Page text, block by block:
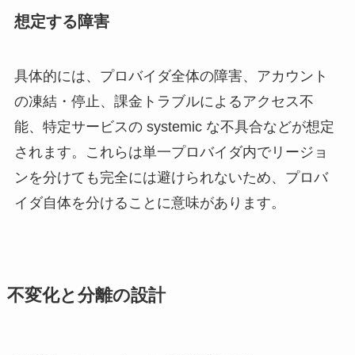
想定する障害
具体的には、プロバイダ全体の障害、アカウント
の凍結・停止、課金トラブルによるアクセス不
能、特定サービスの systemic な不具合などが想定
されます。これらは単一プロバイダ内でリージョ
ンを分けても完全には避けられないため、プロバ
イダ自体を分けることに意味があります。
不変化と分離の設計